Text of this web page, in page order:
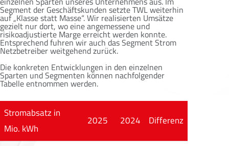
Segment der Geschäftskunden setzte TWL weiterhin
auf „Klasse statt Masse“. Wir realisierten Umsätze
gezielt nur dort, wo eine angemessene und
risikoadjustierte Marge erreicht werden konnte.
Entsprechend fuhren wir auch das Segment Strom
Netzbetreiber weitgehend zurück.
Die konkreten Entwicklungen in den einzelnen
Sparten und Segmenten können nachfolgender
Tabelle entnommen werden.
Stromabsatz in
Mio. kWh
2025 2024 Differenz